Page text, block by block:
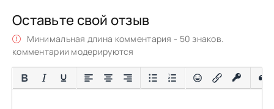
Оставьте свой отзыв
Минимальная длина комментария - 50 знаков.
комментарии модерируются